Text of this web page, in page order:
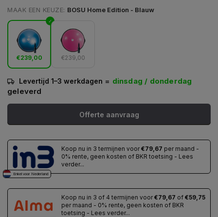
MAAK EEN KEUZE: BOSU Home Edition - Blauw
€239,00 €239,00
Levertijd 1–3 werkdagen = dinsdag / donderdag
geleverd
Offerte aanvraag
Enkel voor Nederland
Koop nu in 3 termijnen voor €79,67 per maand -
0% rente, geen kosten of BKR toetsing - Lees
verder...
Koop nu in 3 of 4 termijnen voor €79,67 of €59,75
per maand - 0% rente, geen kosten of BKR
toetsing - Lees verder...